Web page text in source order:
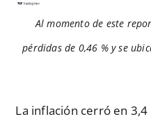
Al momento de este
pérdidas de 0,46 % y se
La inflación cerró en